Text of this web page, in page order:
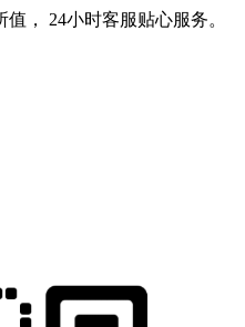
， 24小时客服贴心服务。